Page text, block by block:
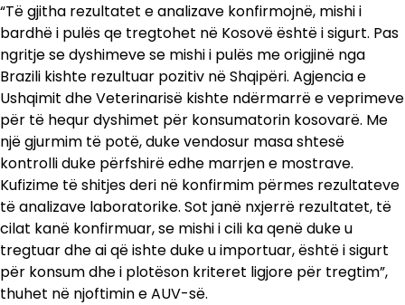
“Të gjitha rezultatet e analizave konfirmojnë, mishi i
bardhë i pulës qe tregtohet në Kosovë është i sigurt. Pas
ngritje se dyshimeve se mishi i pulës me origjinë nga
Brazili kishte rezultuar pozitiv në Shqipëri. Agjencia e
Ushqimit dhe Veterinarisë kishte ndërmarrë e veprimeve
për të hequr dyshimet për konsumatorin kosovarë. Me
një gjurmim të potë, duke vendosur masa shtesë
kontrolli duke përfshirë edhe marrjen e mostrave.
Kufizime të shitjes deri në konfirmim përmes rezultateve
të analizave laboratorike. Sot janë nxjerrë rezultatet, të
cilat kanë konfirmuar, se mishi i cili ka qenë duke u
tregtuar dhe ai që ishte duke u importuar, është i sigurt
për konsum dhe i plotëson kriteret ligjore për tregtim”,
thuhet në njoftimin e AUV-së.